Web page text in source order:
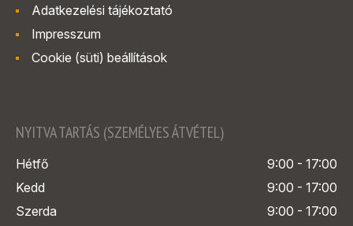
Adatkezelési tájékoztató
Impresszum
Cookie (süti) beállítások
NYITVA TARTÁS (SZEMÉLYES ÁTVÉTEL)
Hétfő
9:00 - 17:00
Kedd
9:00 - 17:00
Szerda
9:00 - 17:00